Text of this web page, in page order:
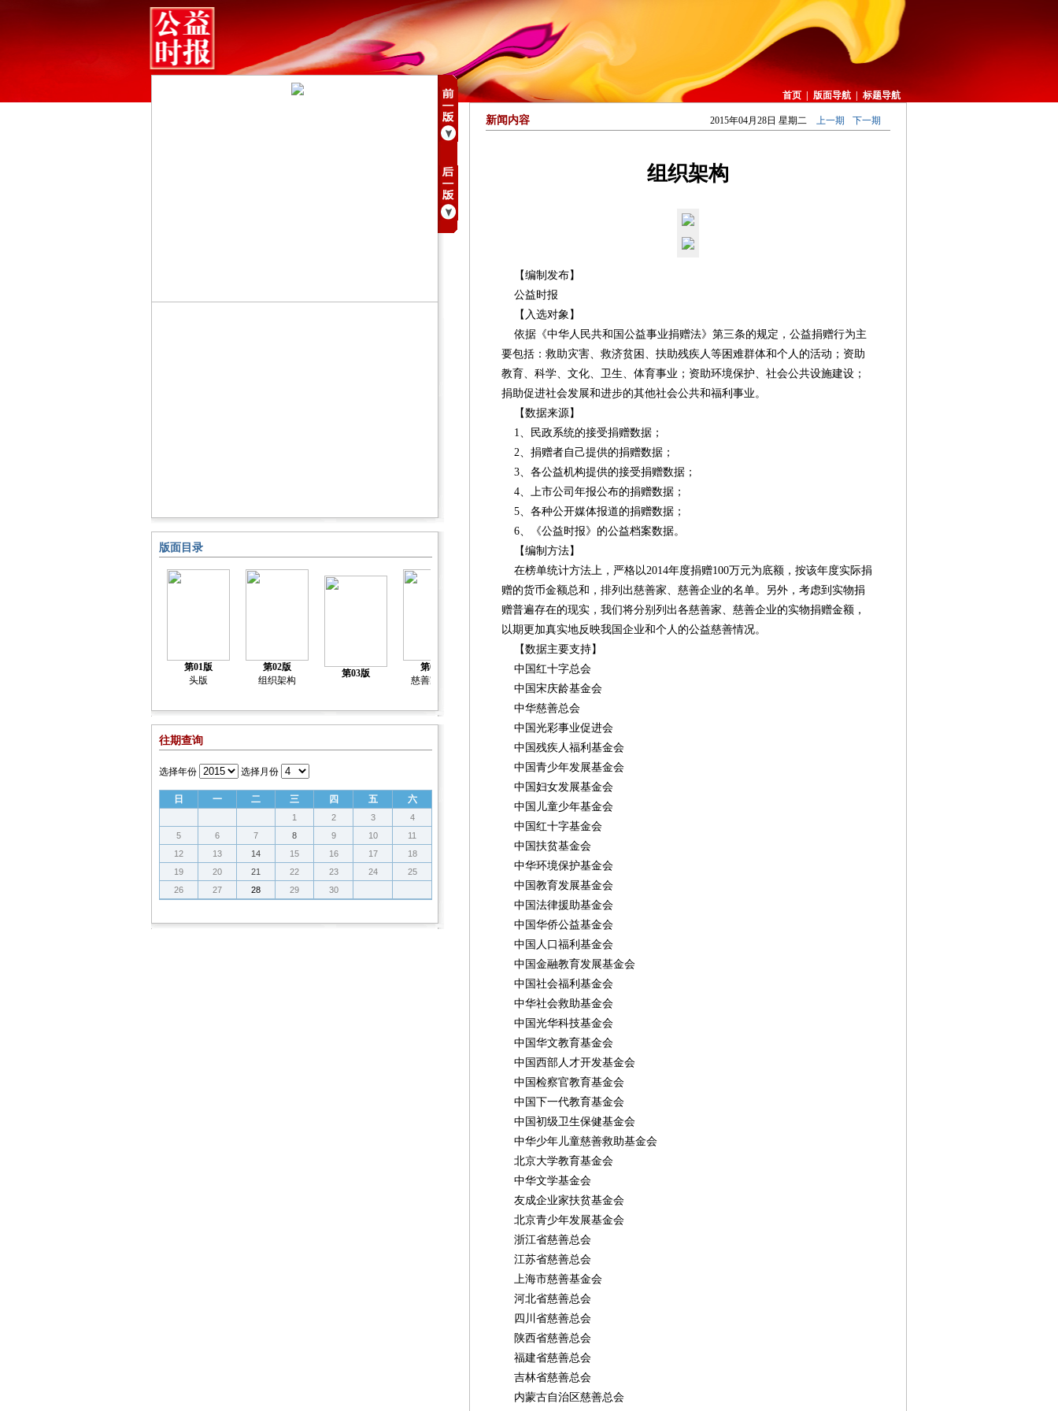
首页 版面导航 标题导航
版面目录
第01版
头版
第02版
组织架构
第03版
第04版
慈善家榜单
第05版 第06版
往期查询
选择年份 选择月份
日 一 二 三 四 五 六
1 2 3
4
5
6 7 8 9 10
11
12
13 14 15 16 17
18
19
20 21 22 23 24
25
26
27 28 29 30
新闻内容 2015年04月28日 星期二 上一期 下一期
组织架构
【编制发布】
公益时报
【入选对象】
依据《中华人民共和国公益事业捐赠法》第三条的规定，公益捐赠行为主
要包括：救助灾害、救济贫困、扶助残疾人等困难群体和个人的活动；资助
教育、科学、文化、卫生、体育事业；资助环境保护、社会公共设施建设；
捐助促进社会发展和进步的其他社会公共和福利事业。
【数据来源】
1、民政系统的接受捐赠数据；
2、捐赠者自己提供的捐赠数据；
3、各公益机构提供的接受捐赠数据；
4、上市公司年报公布的捐赠数据；
5、各种公开媒体报道的捐赠数据；
6、《公益时报》的公益档案数据。
【编制方法】
在榜单统计方法上，严格以2014年度捐赠100万元为底额，按该年度实际捐
赠的货币金额总和，排列出慈善家、慈善企业的名单。另外，考虑到实物捐
赠普遍存在的现实，我们将分别列出各慈善家、慈善企业的实物捐赠金额，
以期更加真实地反映我国企业和个人的公益慈善情况。
【数据主要支持】
中国红十字总会
中国宋庆龄基金会
中华慈善总会
中国光彩事业促进会
中国残疾人福利基金会
中国青少年发展基金会
中国妇女发展基金会
中国儿童少年基金会
中国红十字基金会
中国扶贫基金会
中华环境保护基金会
中国教育发展基金会
中国法律援助基金会
中国华侨公益基金会
中国人口福利基金会
中国金融教育发展基金会
中国社会福利基金会
中华社会救助基金会
中国光华科技基金会
中国华文教育基金会
中国西部人才开发基金会
中国检察官教育基金会
中国下一代教育基金会
中国初级卫生保健基金会
中华少年儿童慈善救助基金会
北京大学教育基金会
中华文学基金会
友成企业家扶贫基金会
北京青少年发展基金会
浙江省慈善总会
江苏省慈善总会
上海市慈善基金会
河北省慈善总会
四川省慈善总会
陕西省慈善总会
福建省慈善总会
吉林省慈善总会
内蒙古自治区慈善总会